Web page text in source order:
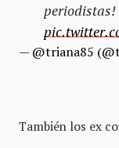
— @triana85
También los ex